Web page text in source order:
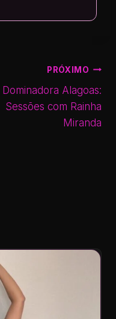
PRÓXIMO
Dominadora Alagoas:
Sessões com Rainha
Miranda